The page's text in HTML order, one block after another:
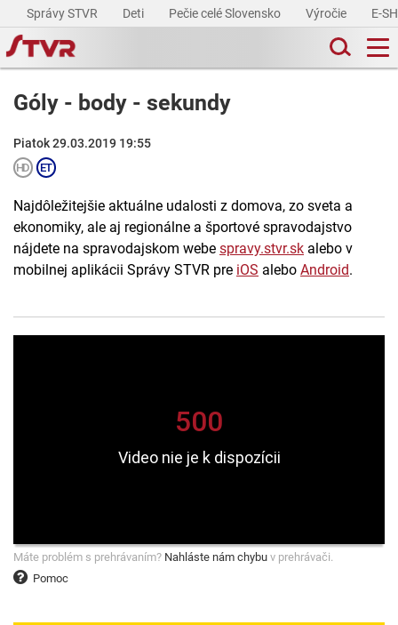
Správy STVR Deti Pečie celé Slovensko Výročie E-
Góly - body - sekundy
Piatok 29.03.2019 19:55
Najdôležitejšie aktuálne udalosti z domova, zo sveta a
ekonomiky, ale aj regionálne a športové spravodajstvo
nájdete na spravodajskom webe spravy.stvr.sk alebo v
mobilnej aplikácii Správy STVR pre iOS alebo Android.
Pomoc
Máte problém s prehrávaním? Nahláste nám chybu v prehrávači.